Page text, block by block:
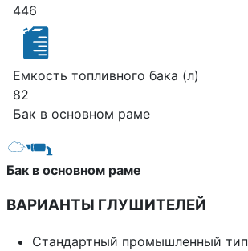
446
Емкость топливного бака (л)
82
Бак в основном раме
Бак в основном раме
ВАРИАНТЫ ГЛУШИТЕЛЕЙ
Стандартный промышленный тип